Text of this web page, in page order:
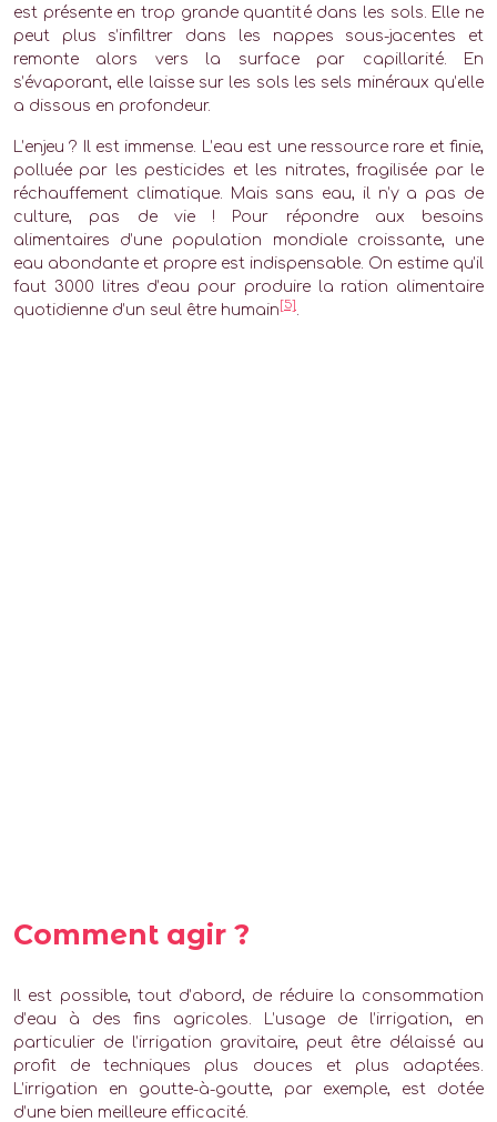
est présente en trop grande quantité dans les sols. Elle ne
peut plus s’infiltrer dans les nappes sous-jacentes et
remonte alors vers la surface par capillarité. En
s’évaporant, elle laisse sur les sols les sels minéraux qu’elle
a dissous en profondeur.
L’enjeu ? Il est immense. L’eau est une ressource rare et finie,
polluée par les pesticides et les nitrates, fragilisée par le
réchauffement climatique. Mais sans eau, il n’y a pas de
culture, pas de vie ! Pour répondre aux besoins
alimentaires d’une population mondiale croissante, une
eau abondante et propre est indispensable. On estime qu’il
faut 3000 litres d’eau pour produire la ration alimentaire
quotidienne d’un seul être humain [5]
Comment agir ?
Il est possible, tout d’abord, de réduire la consommation
d’eau à des fins agricoles. L’usage de l’irrigation, en
particulier de l’irrigation gravitaire, peut être délaissé au
profit de techniques plus douces et plus adaptées.
L’irrigation en goutte-à-goutte, par exemple, est dotée
d’une bien meilleure efficacité.